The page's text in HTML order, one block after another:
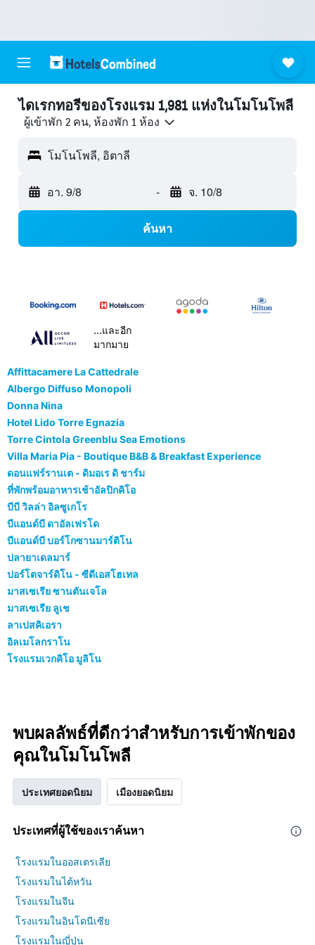
ไดเรกทอรีของโรงแรม 1,981 แห่งในโมโนโพลี
ผู้เข้าพัก 2 คน, ห้องพัก 1 ห้อง
โมโนโพลี, อิตาลี
อา. 9/8 - จ. 10/8
ค้นหา
...และอีก
มากมาย
Affittacamere La Cattedrale
Albergo Diffuso Monopoli
Donna Nina
Hotel Lido Torre Egnazia
Torre Cintola Greenblu Sea Emotions
Villa Maria Pia - Boutique B&B & Breakfast Experience
ดอนแฟร์รานเต - ดิมอเร ดิ ชาร์ม
ที่พักพร้อมอาหารเช้าอัลปิกคิโอ
บีบี วิลล่า อิลซูเกโร
บีแอนด์บี ดาอัลเฟรโด
บีแอนด์บี บอร์โกซานมาร์ติโน
ปลายาเดลมาร์
ปอร์โตจาร์ดิโน - ซีดีเอสโฮเทล
มาสเซเรีย ซานตันเจโล
มาสเซเรีย ลูเช
ลาเปสคิเอรา
อิลเมโลกราโน
โรงแรมเวกคิโอ มูลิโน
พบผลลัพธ์ที่ดีกว่าสำหรับการเข้าพักของ
คุณในโมโนโพลี
ประเทศยอดนิยม เมืองยอดนิยม
ประเทศที่ผู้ใช้ของเราค้นหา
โรงแรมในออสเตรเลีย
โรงแรมในไต้หวัน
โรงแรมในจีน
โรงแรมในอินโดนีเซีย
โรงแรมในญี่ปุ่น